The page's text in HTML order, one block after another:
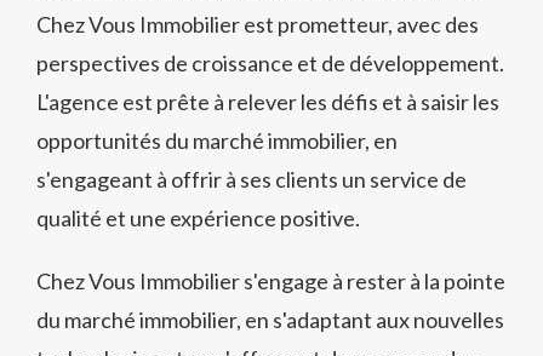
Chez Vous Immobilier est prometteur, avec des
perspectives de croissance et de développement.
L'agence est prête à relever les défis et à saisir les
opportunités du marché immobilier, en
s'engageant à offrir à ses clients un service de
qualité et une expérience positive.
Chez Vous Immobilier s'engage à rester à la pointe
du marché immobilier, en s'adaptant aux nouvelles